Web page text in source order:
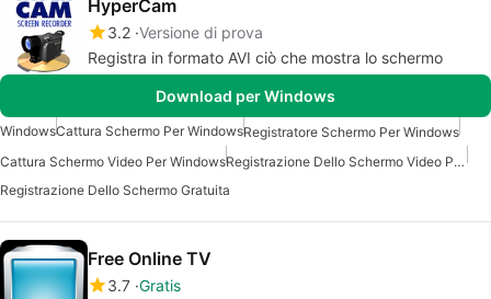
HyperCam
3.2 Versione di prova
Registra in formato AVI ciò che mostra lo schermo
Download per Windows
WindowsCattura Schermo Per WindowsRegistratore Schermo Per Windows
Cattura Schermo Video Per Windows
Registrazione Dello Schermo Video Per Windows
Registrazione Dello Schermo Gratuita
Free Online TV
3.7 Gratis